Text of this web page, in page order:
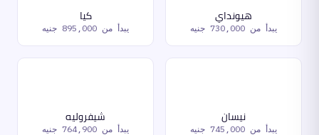
هيونداي
يبدأ من 730,000 جنيه
كيا
يبدأ من 895,000 جنيه
نيسان
يبدأ من 745,000 جنيه
شيفروليه
يبدأ من 764,900 جنيه